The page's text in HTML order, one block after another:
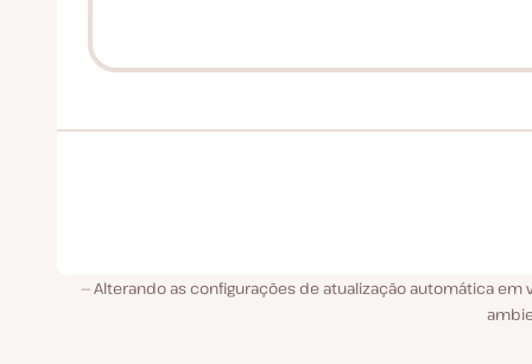
Alterando as configurações de atualização automática em